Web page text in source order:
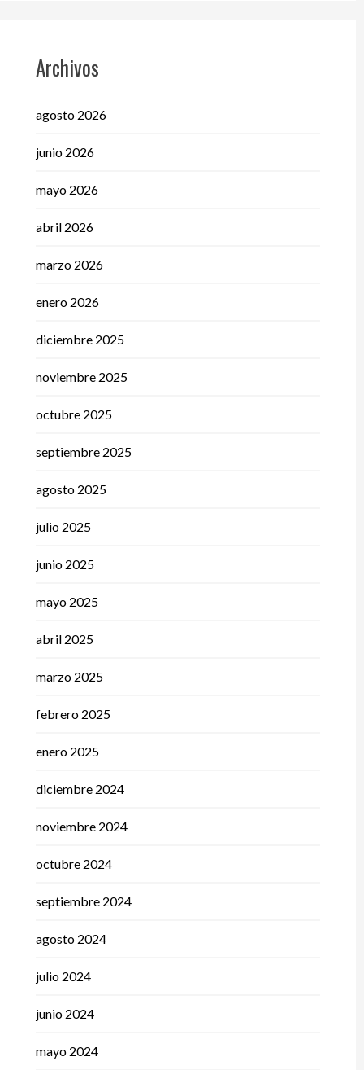
Archivos
agosto 2026
junio 2026
mayo 2026
abril 2026
marzo 2026
enero 2026
diciembre 2025
noviembre 2025
octubre 2025
septiembre 2025
agosto 2025
julio 2025
junio 2025
mayo 2025
abril 2025
marzo 2025
febrero 2025
enero 2025
diciembre 2024
noviembre 2024
octubre 2024
septiembre 2024
agosto 2024
julio 2024
junio 2024
mayo 2024